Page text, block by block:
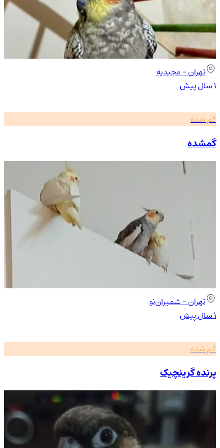
تهران- مجیدیه
۱ سال پیش
گم شده
گمشده
تهران- شمیران‌نو
۱ سال پیش
گم شده
پرنده گرینچیک